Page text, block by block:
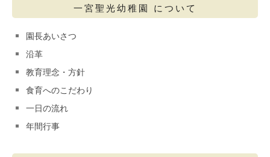
一宮聖光幼稚園 について
園長あいさつ
沿革
教育理念・方針
食育へのこだわり
一日の流れ
年間行事